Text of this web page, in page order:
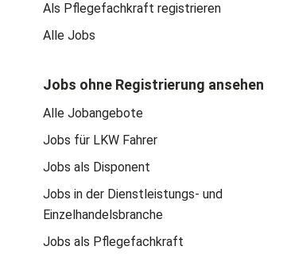
Als Pflegefachkraft registrieren
Alle Jobs
Jobs ohne Registrierung ansehen
Alle Jobangebote
Jobs für LKW Fahrer
Jobs als Disponent
Jobs in der Dienstleistungs- und
Einzelhandelsbranche
Jobs als Pflegefachkraft